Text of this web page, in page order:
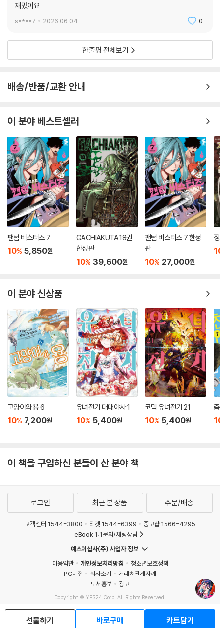
재밌어요
s****7 2026.06.04. 0
한줄평 전체보기
배송/반품/교환 안내
이 분야 베스트셀러
팬텀 버스터즈 7
10% 5,850원
GACHIAKUTA 18권
한정판
10% 39,600원
팬텀 버스터즈 7 한정
판
10% 27,000원
이 분야 신상품
고양이와 용 6
10% 7,200원
유녀전기 대대야사 1
10% 5,400원
코믹 유녀전기 21
10% 5,400원
이 책을 구입하신 분들이 산 분야 책
선물하기 바로구매 카트담기
로그인 최근 본 상품 주문/배송
고객센터 1544-3800 티켓 1544-6399
중고샵 1566-4295
eBook 1:1문의/채팅상담
예스이십사(주) 사업자 정보
이용약관
개인정보처리방침
청소년보호정책
PC버전
회사소개
거래처관계자께
도서홍보
광고
Copyright © YES24 Corp. All Rights Reserved.